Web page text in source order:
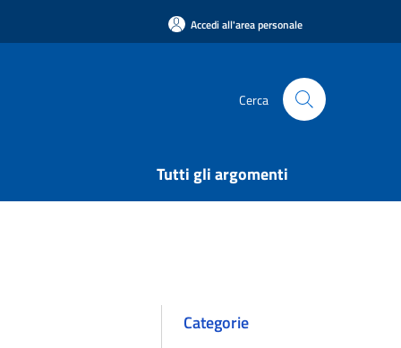
Accedi all'area personale
Cerca
Tutti gli argomenti
Categorie